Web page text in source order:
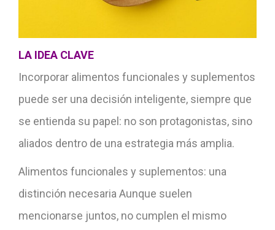
LA IDEA CLAVE
Incorporar alimentos funcionales y suplementos
puede ser una decisión inteligente, siempre que
se entienda su papel: no son protagonistas, sino
aliados dentro de una estrategia más amplia.
Alimentos funcionales y suplementos: una
distinción necesaria Aunque suelen
mencionarse juntos, no cumplen el mismo